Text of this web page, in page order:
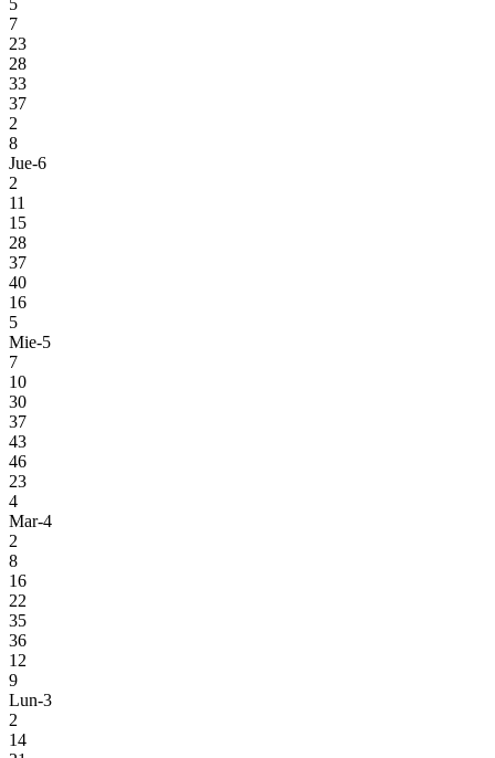
7
23
28
33
37
2
8
Jue-6
2
11
15
28
37
40
16
5
Mie-5
7
10
30
37
43
46
23
4
Mar-4
2
8
16
22
35
36
12
9
Lun-3
2
14